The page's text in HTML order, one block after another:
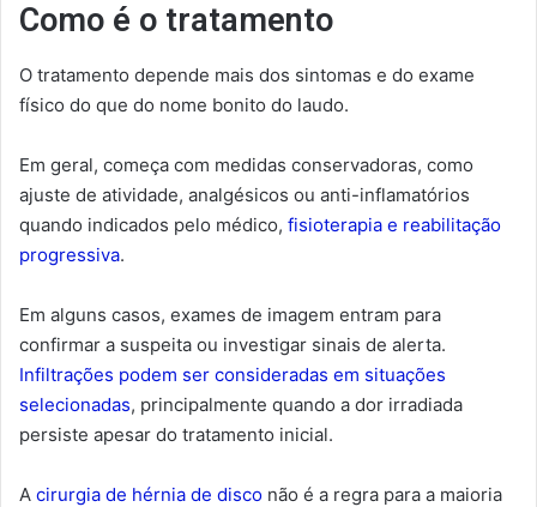
Como é o tratamento
O tratamento depende mais dos sintomas e do exame
físico do que do nome bonito do laudo.
Em geral, começa com medidas conservadoras, como
ajuste de atividade, analgésicos ou anti-inflamatórios
quando indicados pelo médico, fisioterapia e reabilitação
progressiva.
Em alguns casos, exames de imagem entram para
confirmar a suspeita ou investigar sinais de alerta.
Infiltrações podem ser consideradas em situações
selecionadas, principalmente quando a dor irradiada
persiste apesar do tratamento inicial.
A cirurgia de hérnia de disco não é a regra para a maioria